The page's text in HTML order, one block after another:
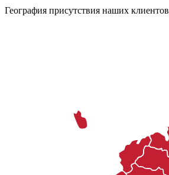
География присутствия наших клиентов